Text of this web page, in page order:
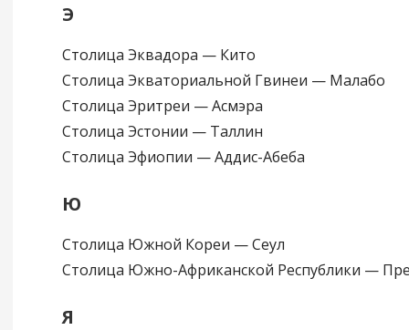
Э
Столица Эквадора — Кито
Столица Экваториальной Гвинеи — Малабо
Столица Эритреи — Асмэра
Столица Эстонии — Таллин
Столица Эфиопии — Аддис-Абеба
Ю
Столица Южной Кореи — Сеул
Столица Южно-Африканской Республики —
Я